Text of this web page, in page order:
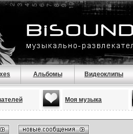
Альбомы Видеоклипы
Моя музыка